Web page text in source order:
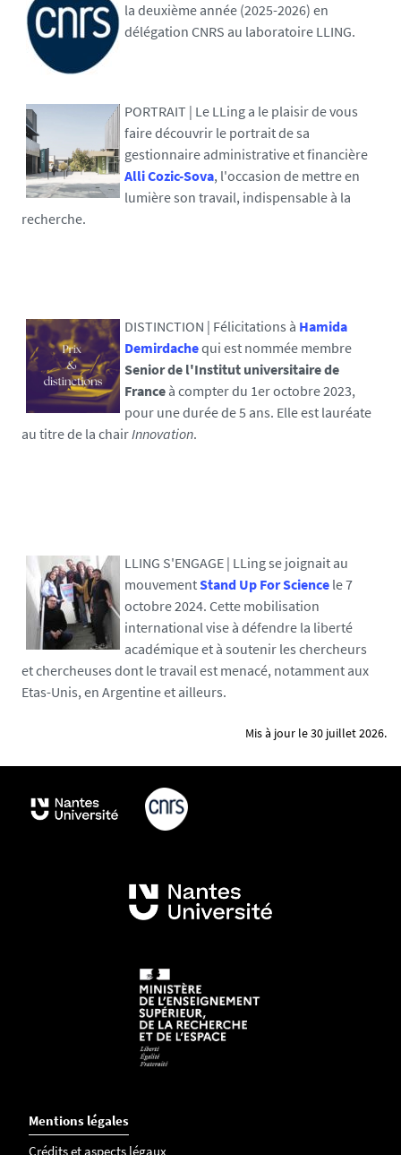
la deuxième année (2025-2026) en
délégation CNRS au laboratoire LLING.
PORTRAIT | Le LLing a le plaisir de vous
faire découvrir le portraitde sa
gestionnaire administrative et financière
Alli Cozic-Sova, l'occasion de mettre en
lumière son travail, indispensable à la
recherche.
DISTINCTION | Félicitations à Hamida
Demirdachequi est nommée membre
Senior de l'Institut universitaire de
France à compter du 1er octobre 2023,
pour une durée de 5 ans. Elle est lauréate
au titre de la chairInnovation.
LLING S'ENGAGE | LLing se joignait au
mouvementStand Up For Science le 7
octobre 2024. Cette mobilisation
international vise à défendre la liberté
académique et à soutenir les chercheurs
et chercheuses dont le travail est menacé, notamment aux
Etas-Unis, en Argentine et ailleurs.
Mis à jour le 30 juillet 2026.
Mentions légales
Crédits et aspects légaux